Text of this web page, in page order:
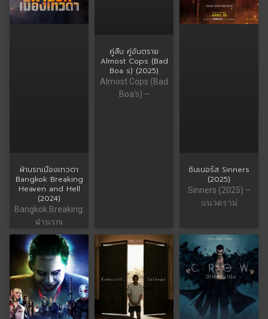
ฝ่านรกเมืองเทวดา
Bangkok Breaking
Heaven and Hell
(2024)
Bangkok Breaking:
ฝ่านรกเ
คู่สืบ​ คู่อันตราย
Almost Cops (Bad
Boa s) (2025)
Almost Cops (Bad
Boa’s) –
ซินเนอร์ส Sinners
(2025)
Sinners (2025) –
แนวดราม่